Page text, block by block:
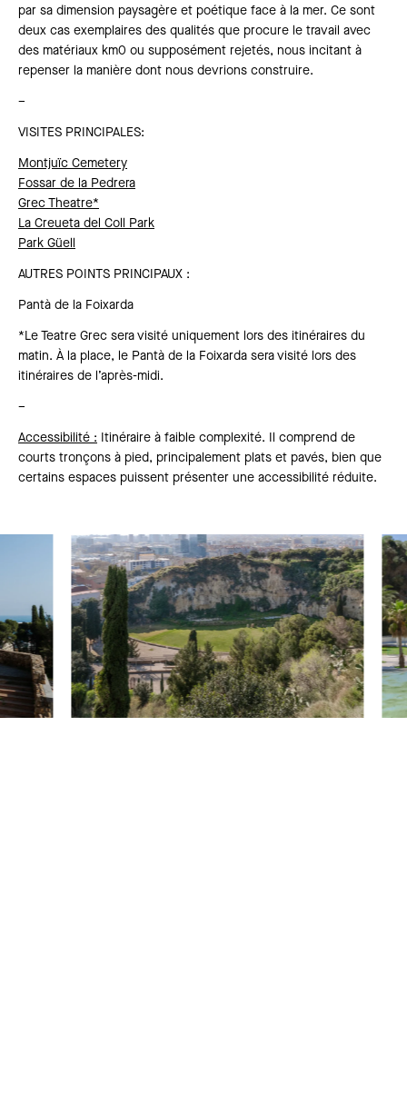
par sa dimension paysagère et poétique face à la mer. Ce sont
deux cas exemplaires des qualités que procure le travail avec
des matériaux km0 ou supposément rejetés, nous incitant à
repenser la manière dont nous devrions construire.
–
VISITES PRINCIPALES:
Montjuïc Cemetery
Fossar de la Pedrera
Grec Theatre*
La Creueta del Coll Park
Park Güell
AUTRES POINTS PRINCIPAUX :
Pantà de la Foixarda
*Le Teatre Grec sera visité uniquement lors des itinéraires du
matin. À la place, le Pantà de la Foixarda sera visité lors des
itinéraires de l’après-midi.
–
Accessibilité : Itinéraire à faible complexité. Il comprend de
courts tronçons à pied, principalement plats et pavés, bien que
certains espaces puissent présenter une accessibilité réduite.